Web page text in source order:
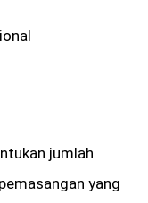
jumlah
yang